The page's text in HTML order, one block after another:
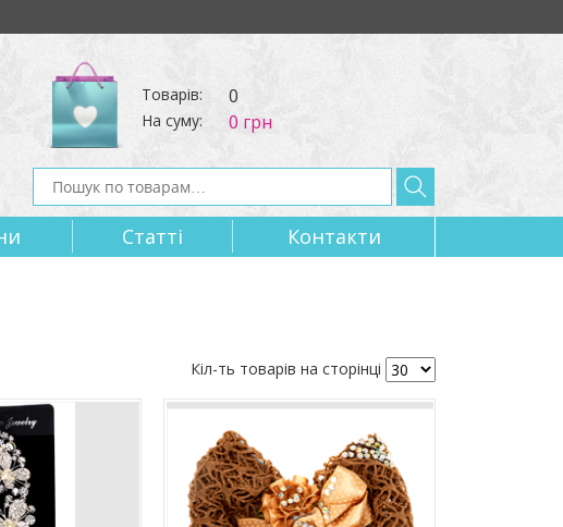
Товарів: 0
На суму: 0 грн
Статтi Контакти
Кіл-ть товарів на сторінці